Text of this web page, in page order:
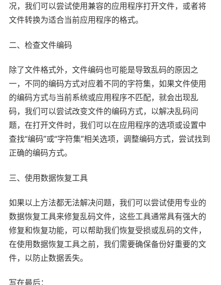
况，我们可以尝试使用兼容的应用程序打开文件，或者将
文件转换为适合当前应用程序的格式。
二、检查文件编码
除了文件格式外，文件编码也可能是导致乱码的原因之
一，不同的编码方式对应着不同的字符集，如果文件使用
的编码方式与当前系统或应用程序不匹配，就会出现乱
码，我们可以尝试改变文件的编码方式，以解决乱码问
题，在打开文件时，我们可以在应用程序的选项或设置中
查找“编码”或“字符集”相关选项，调整编码方式，尝试找到
正确的编码方式。
三、使用数据恢复工具
如果以上方法都无法解决问题，我们可以尝试使用专业的
数据恢复工具来修复乱码文件，这些工具通常具有强大的
修复和恢复功能，可以帮助我们恢复受损或乱码的文件，
在使用数据恢复工具之前，我们需要确保备份好重要的文
件，以防止数据丢失。
写在最后：